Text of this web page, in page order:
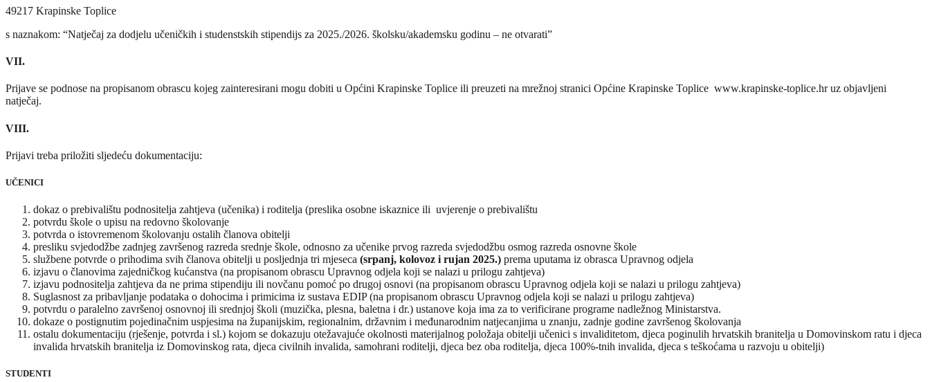
49217 Krapinske Toplice
s naznakom: “Natječaj za dodjelu učeničkih i studenstskih stipendijs za 2025./2026. školsku/akademsku godinu – ne otvarati”
VII.
Prijave se podnose na propisanom obrascu kojeg zainteresirani mogu dobiti u Općini Krapinske Toplice ili preuzeti na mrežnoj stranici Općine Krapinske Toplice www.krapinske-toplice.hr uz objavljeni
natječaj.
VIII.
Prijavi treba priložiti sljedeću dokumentaciju:
UČENICI
dokaz o prebivalištu podnositelja zahtjeva (učenika) i roditelja (preslika osobne iskaznice ili uvjerenje o prebivalištu
potvrdu škole o upisu na redovno školovanje
potvrda o istovremenom školovanju ostalih članova obitelji
presliku svjedodžbe zadnjeg završenog razreda srednje škole, odnosno za učenike prvog razreda svjedodžbu osmog razreda osnovne škole
službene potvrde o prihodima svih članova obitelji u posljednja tri mjeseca (srpanj, kolovoz i rujan 2025.) prema uputama iz obrasca Upravnog odjela
izjavu o članovima zajedničkog kućanstva (na propisanom obrascu Upravnog odjela koji se nalazi u prilogu zahtjeva)
izjavu podnositelja zahtjeva da ne prima stipendiju ili novčanu pomoć po drugoj osnovi (na propisanom obrascu Upravnog odjela koji se nalazi u prilogu zahtjeva)
Suglasnost za pribavljanje podataka o dohocima i primicima iz sustava EDIP (na propisanom obrascu Upravnog odjela koji se nalazi u prilogu zahtjeva)
potvrdu o paralelno završenoj osnovnoj ili srednjoj školi (muzička, plesna, baletna i dr.) ustanove koja ima za to verificirane programe nadležnog Ministarstva.
dokaze o postignutim pojedinačnim uspjesima na županijskim, regionalnim, državnim i međunarodnim natjecanjima u znanju, zadnje godine završenog školovanja
ostalu dokumentaciju (rješenje, potvrda i sl.) kojom se dokazuju otežavajuće okolnosti materijalnog položaja obitelji učenici s invaliditetom, djeca poginulih hrvatskih branitelja u Domovinskom ratu i djeca
invalida hrvatskih branitelja iz Domovinskog rata, djeca civilnih invalida, samohrani roditelji, djeca bez oba roditelja, djeca 100%-tnih invalida, djeca s teškoćama u razvoju u obitelji)
STUDENTI